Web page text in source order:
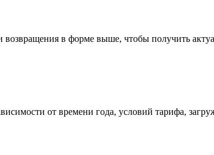
в форме выше, чтобы получить
от времени года, условий тарифа,